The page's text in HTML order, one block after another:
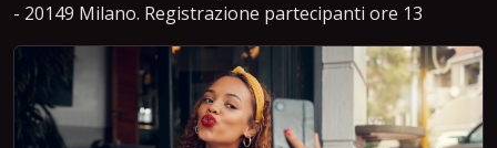
- 20149 Milano. Registrazione partecipanti ore 13